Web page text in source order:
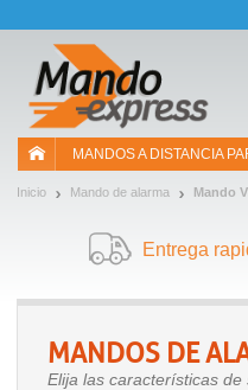
MANDOS A DISTANCIA
Inicio Mando de alarma Mando
Entrega
MANDOS DE
Elija las características de